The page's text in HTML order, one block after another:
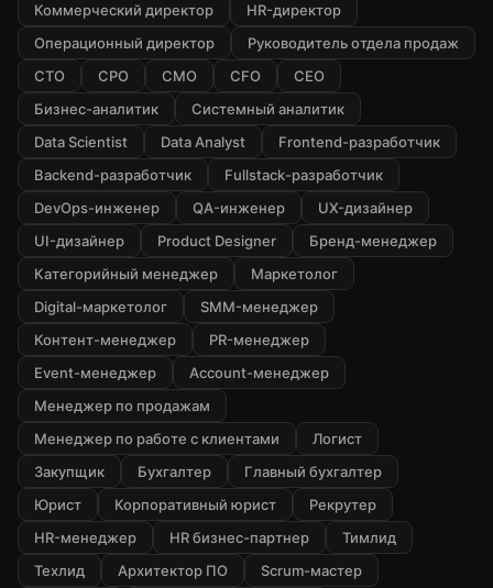
Коммерческий директор
HR-директор
Операционный директор
Руководитель отдела продаж
CTO
CPO CMO CFO
CEO
Бизнес-аналитик
Системный аналитик
Data Scientist
Data Analyst
Frontend-разработчик
Backend-разработчик
Fullstack-разработчик
DevOps-инженер
QA-инженер
UX-дизайнер
UI-дизайнер
Product Designer
Бренд-менеджер
Категорийный менеджер
Маркетолог
Digital-маркетолог
SMM-менеджер
Контент-менеджер
PR-менеджер
Event-менеджер
Account-менеджер
Менеджер по продажам
Менеджер по работе с клиентами
Логист
Закупщик
Бухгалтер
Главный бухгалтер
Юрист
Корпоративный юрист
Рекрутер
HR-менеджер
HR бизнес-партнер
Тимлид
Техлид
Архитектор ПО
Scrum-мастер